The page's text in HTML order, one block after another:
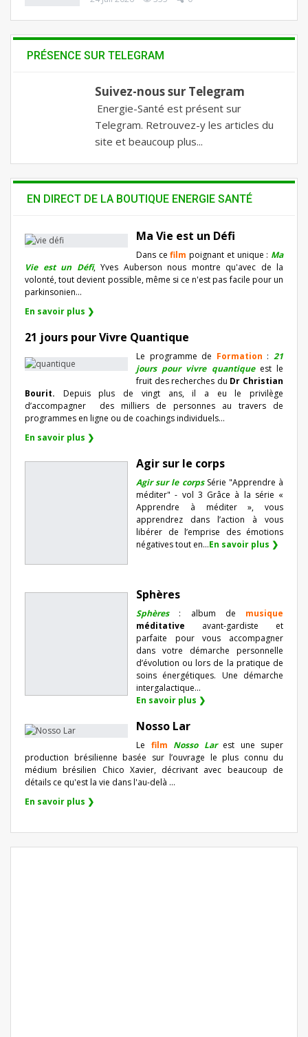
PRÉSENCE SUR TELEGRAM
Suivez-nous sur Telegram
Energie-Santé est présent sur
Telegram. Retrouvez-y les articles du
site et beaucoup plus...
EN DIRECT DE LA BOUTIQUE ENERGIE SANTÉ
Ma Vie est un Défi
Dans cefilm poignant et unique : Ma
Vie est un Défi, Yves Auberson nous montre qu'avec de la
volonté, tout devient possible, même si ce n'est pas facile pour un
parkinsonien…
En savoir plus ❯
21 jours pour Vivre Quantique
Le programme de Formation :21
jours pour vivre quantiqueest le
fruit des recherches du Dr Christian
Bourit. Depuis plus de vingt ans, il a eu le privilège
d’accompagner
des milliers de personnes au travers de
programmes en ligne ou de coachings individuels…
En savoir plus ❯
Agir sur le corps
Agir sur le corpsSérie "Apprendre à
méditer" - vol 3 Grâce à la série «
Apprendre à méditer », vous
apprendrez dans l’action à vous
libérer de l’emprise des émotions
négatives tout en...En savoir plus ❯
Sphères
Sphères: album de musique
méditative avant-gardiste et
parfaite pour vous accompagner
dans votre démarche personnelle
d’évolution ou lors de la pratique de
soins énergétiques. Une démarche
intergalactique...
En savoir plus ❯
Nosso Lar
Le film Nosso Lar est une super
production brésilienne basée sur l’ouvrage le plus connu du
médium brésilien Chico Xavier, décrivant avec beaucoup de
détails ce qu'est la vie dans l'au-delà ...
En savoir plus ❯